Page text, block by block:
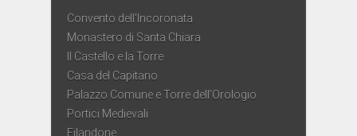
Convento dell’Incoronata
Monastero di Santa Chiara
Il Castello e la Torre
Casa del Capitano
Palazzo Comune e Torre dell’Orologio
Portici Medievali
Filandone